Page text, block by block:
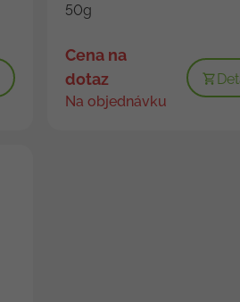
50g
Cena na
dotaz
Na objednávku